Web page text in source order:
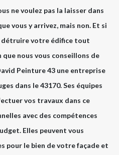
ne voulez pas la laisser dans
vous y arrivez, mais non. Et si
détruire votre édifice tout
nous vous conseillons de
Peinture 43 une entreprise
dans le 43170. Ses équipes
vos travaux dans ce
avec des compétences
Elles peuvent vous
pour le bien de votre façade et